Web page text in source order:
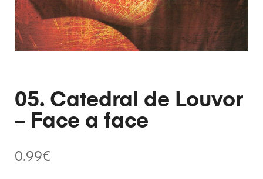
05. Catedral de Louvor
– Face a face
0.99€